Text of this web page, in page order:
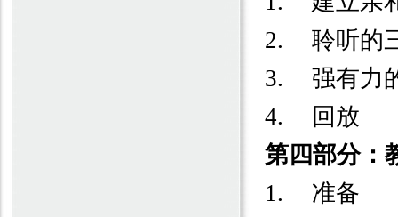
2.
聆听的
3.
强有力
4.
回放
第四部分：
1.
准备